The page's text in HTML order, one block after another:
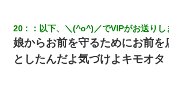
20 ： 以下、＼(^o^)／でVIPがお送りし
娘からお前を守るためにお前を
としたんだよ気づけよキモオタ